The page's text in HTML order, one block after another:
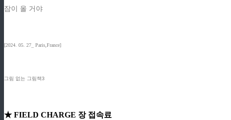
잠이 올 거야
[2024. 05. 27_ Paris,France]
그림 없는 그림책3
★ FIELD CHARGE 장 접속료